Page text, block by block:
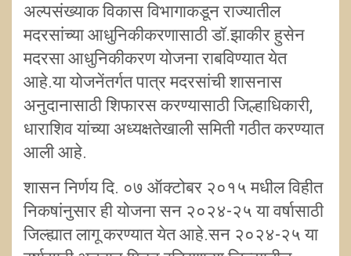
अल्पसंख्याक विकास विभागाकडून राज्यातील
मदरसांच्या आधुनिकीकरणासाठी डॉ.झाकीर हुसेन
मदरसा आधुनिकीकरण योजना राबविण्यात येत
आहे.या योजनेंतर्गत पात्र मदरसांची शासनास
अनुदानासाठी शिफारस करण्यासाठी जिल्हाधिकारी,
धाराशिव यांच्या अध्यक्षतेखाली समिती गठीत करण्यात
आली आहे.
शासन निर्णय दि. ०७ ऑक्टोबर २०१५ मधील विहीत
निकषांनुसार ही योजना सन २०२४-२५ या वर्षासाठी
जिल्ह्यात लागू करण्यात येत आहे.सन २०२४-२५ या